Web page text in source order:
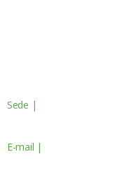
Sede |
E-mail |